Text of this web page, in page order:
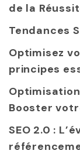
de la
Tendances
Optimisez
principes
Booster
SEO 2.0 :